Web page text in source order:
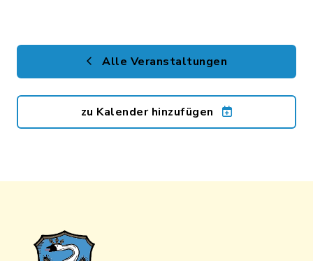
Alle Veranstaltungen
zu Kalender hinzufügen